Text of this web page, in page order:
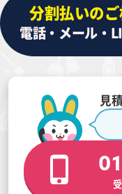
分割払いの
電話・メール・
見